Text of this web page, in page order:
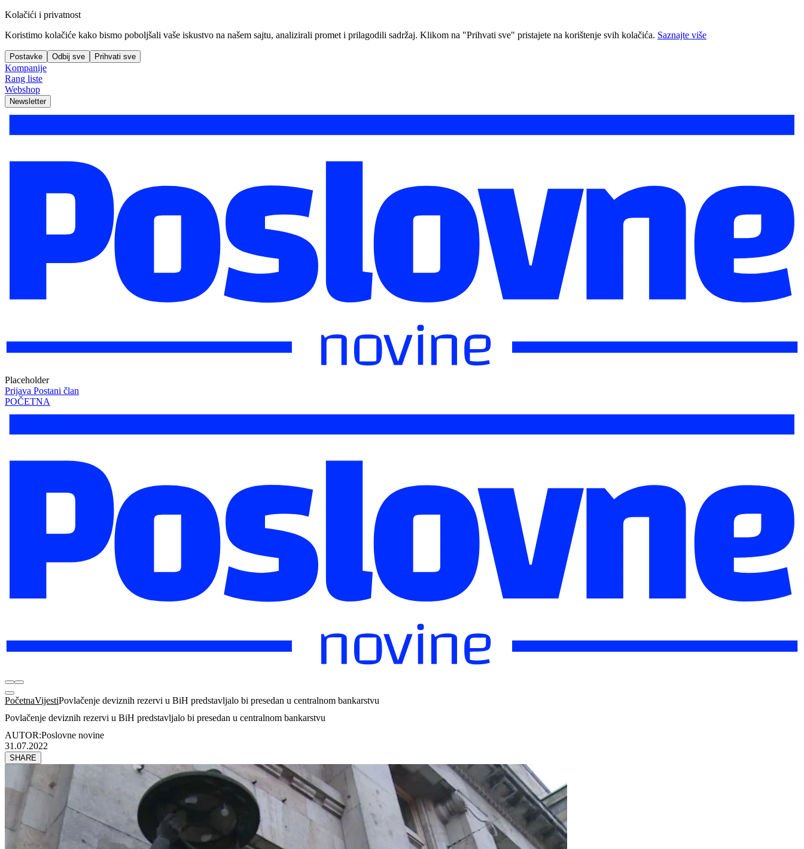
Kolačići i privatnost
Koristimo kolačiće kako bismo poboljšali vaše iskustvo na našem sajtu, analizirali promet i prilagodili sadržaj. Klikom na "Prihvati sve" pristajete na korištenje svih kolačića. Saznajte više
Postavke Odbij sve Prihvati sve
Kompanije
Rang liste
Webshop
Newsletter
Placeholder
Prijava Postani član
POČETNA
PočetnaVijestiPovlačenje deviznih rezervi u BiH predstavljalo bi presedan u centralnom bankarstvu
Povlačenje deviznih rezervi u BiH predstavljalo bi presedan u centralnom bankarstvu
AUTOR:Poslovne novine
31.07.2022
SHARE